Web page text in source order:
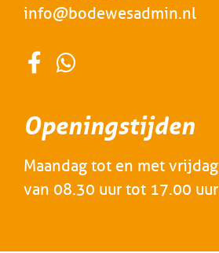
info@bodewesadmin.nl
Openingstijden
Maandag tot en met vrijdag
van 08.30 uur tot 17.00 uur